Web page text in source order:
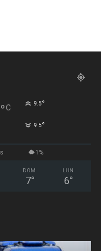
°C 9.5°
9.5°
1%
DOM
7°
LUN
6°